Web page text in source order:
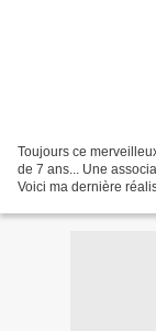
Toujours ce
de 7 ans... Une
Voici ma dernière